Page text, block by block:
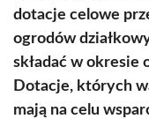
dotacje celowe
ogrodów
składać w okresie
Dotacje, których
mają na celu